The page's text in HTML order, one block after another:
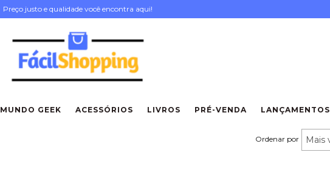
Preço justo e qualidade você encontra aqui!
MUNDO GEEK ACESSÓRIOS LIVROS PRÉ-VENDA LANÇAMENTOS
Ordenar por